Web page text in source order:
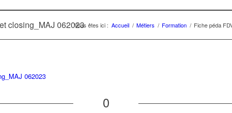
closing_MAJ 062023Vous êtes ici : Accueil / Métiers / Formation / Fiche péda
062023
0